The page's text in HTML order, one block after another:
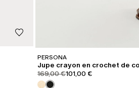
PERSONA
Jupe crayon en crochet de
product.price.original
169,00 €product.price.sale
101,00 €